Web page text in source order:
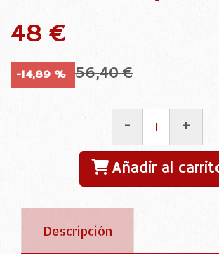
48 €
-14,89 % 56,40 €
- +
Añadir al
Descripción